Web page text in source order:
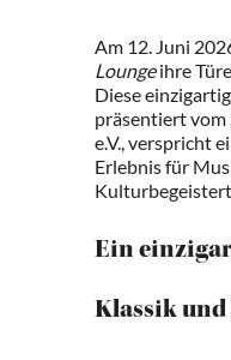
Am 12. Juni
Loungeihre
Diese
präsentiert vom
e.V., verspricht
Erlebnis für
Ein
Klassik